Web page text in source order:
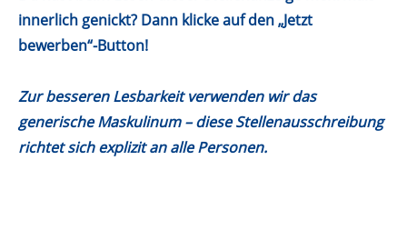
innerlich genickt? Dann klicke auf den „Jetzt
bewerben“-Button!
Zur besseren Lesbarkeit verwenden wir das
generische Maskulinum – diese Stellenausschreibung
richtet sich explizit an alle Personen.